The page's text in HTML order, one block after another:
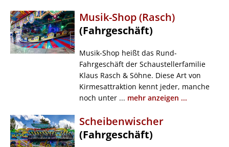
Musik-Shop (Rasch)
(Fahrgeschäft)
Musik-Shop heißt das Rund-
Fahrgeschäft der Schaustellerfamilie
Klaus Rasch & Söhne. Diese Art von
Kirmesattraktion kennt jeder, manche
noch unter ... mehr anzeigen ...
Scheibenwischer
(Fahrgeschäft)